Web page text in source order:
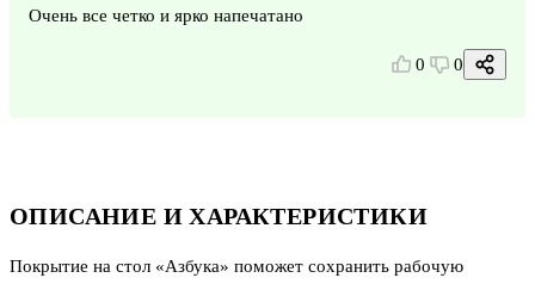
ОПИСАНИЕ И ХАРАКТЕРИСТИКИ
Покрытие на стол «Азбука» поможет сохранить рабочую
Очень все четко и ярко напечатано
0 0